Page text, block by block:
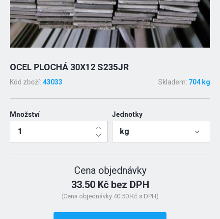
OCEL PLOCHÁ 30X12 S235JR
Kód zboží: 43033 Skladem: 704 kg
Množství Jednotky
kg
Cena objednávky
33.50 Kč bez DPH
(Cena objednávky 40.50 Kč s DPH)